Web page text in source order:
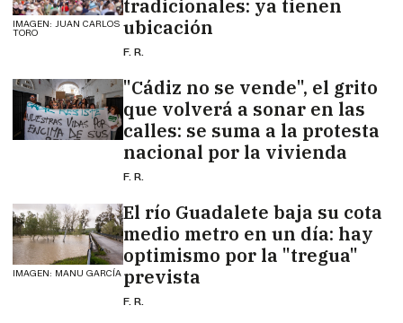
IMAGEN: JUAN CARLOS
TORO
tradicionales: ya tienen
ubicación
F. R.
"Cádiz no se vende", el grito
que volverá a sonar en las
calles: se suma a la protesta
nacional por la vivienda
F. R.
IMAGEN: MANU GARCÍA
El río Guadalete baja su cota
medio metro en un día: hay
optimismo por la "tregua"
prevista
F. R.